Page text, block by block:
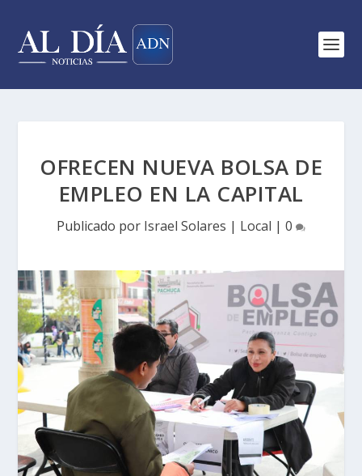
OFRECEN NUEVA BOLSA DE
EMPLEO EN LA CAPITAL
Publicado por Israel Solares | Local | 0